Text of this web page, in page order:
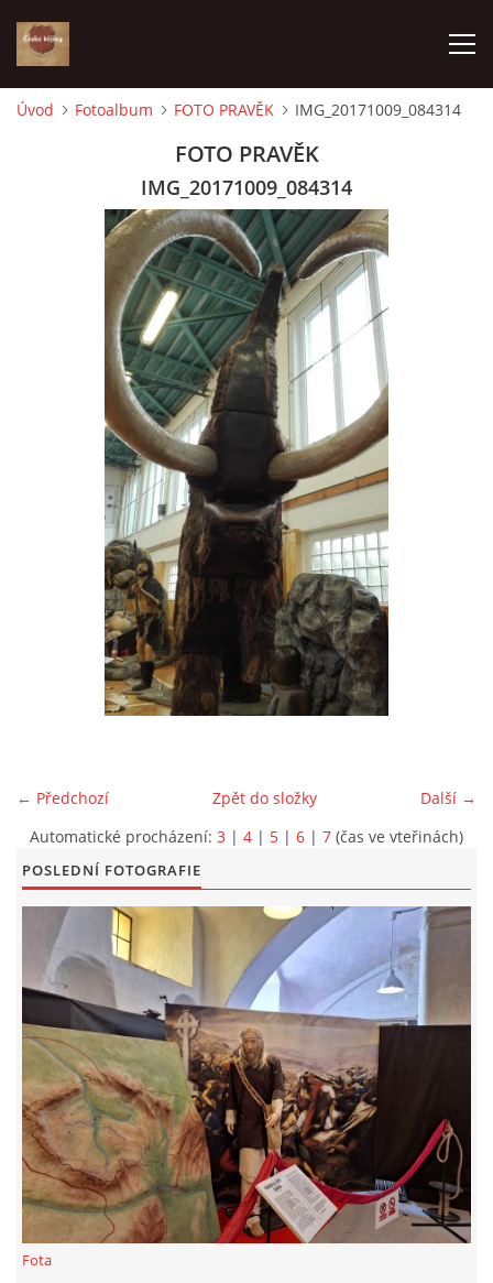
VÝBĚR PODLE VAŠICH POTŘEB
JAK VŠE PROBÍHÁ
ČESKÉ DĚJINY
EXKURZE PRAVĚKEM
KE STAŽENÍ - PRAVĚK
PÍŠÍ O PRAVĚKU
FOTOALBUM
KONTAKT
NOVINKY
KALKULACE-
Šárka Dvořáková
Jaurisova 515
Praha
IČO 09106359
DIČO:CZ09106359
Datová schránka: h923ws4
+420 722 300123
sarka.dvorakova@ceske-dejiny.cz
Úvod Fotoalbum FOTO PRAVĚK IMG_20171009_084314
FOTO PRAVĚK
IMG_20171009_084314
← Předchozí Další →
Zpět do složky
Automatické procházení: 3 | 4 | 5 | 6 | 7 (čas ve vteřinách)
POSLEDNÍ FOTOGRAFIE
Fota